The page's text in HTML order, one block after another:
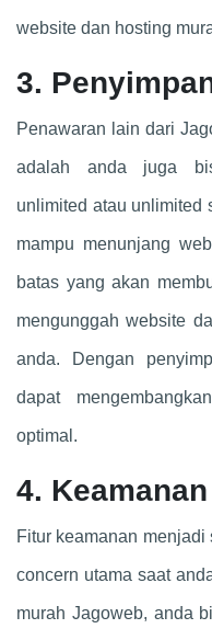
website dan hosting
3.
Penawaran lain dari
adalah anda juga
unlimited atau unlimited
mampu menunjang
batas yang akan
mengunggah website
anda. Dengan
dapat
optimal.
4.
Fitur keamanan
concern utama saat
murah Jagoweb, anda